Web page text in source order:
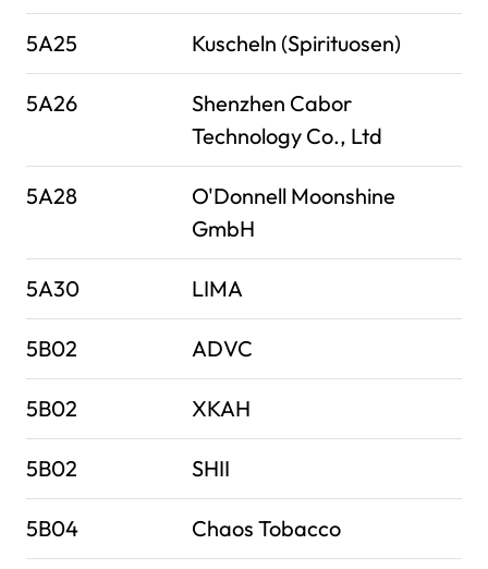
5A25 Kuscheln (Spirituosen)
5A26
Shenzhen Cabor
Technology Co., Ltd
5A28
O'Donnell Moonshine
GmbH
5A30 LIMA
5B02 ADVC
5B02 XKAH
5B02 SHII
5B04 Chaos Tobacco